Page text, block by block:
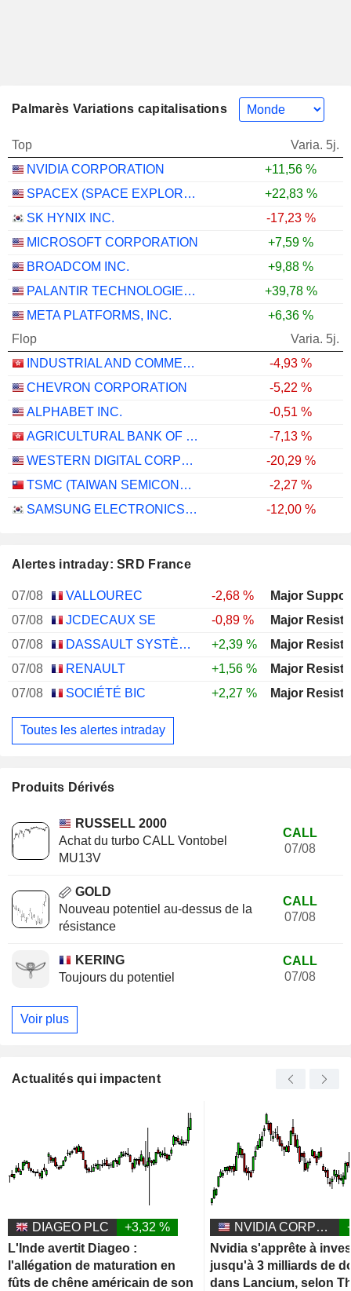
Palmarès Variations capitalisations
Top
Varia. 5j.
NVIDIA CORPORATION
+11,56 %
SPACEX (SPACE EXPLORATION TECHNOLOGIES)
+22,83 %
SK HYNIX INC.
-17,23 %
MICROSOFT CORPORATION
+7,59 %
BROADCOM INC.
+9,88 %
PALANTIR TECHNOLOGIES INC.
+39,78 %
META PLATFORMS, INC.
+6,36 %
Flop
Varia. 5j.
INDUSTRIAL AND COMMERCIAL BANK OF CHINA LIMITED
-4,93 %
CHEVRON CORPORATION
-5,22 %
ALPHABET INC.
-0,51 %
AGRICULTURAL BANK OF CHINA LIMITED
-7,13 %
WESTERN DIGITAL CORPORATION
-20,29 %
TSMC (TAIWAN SEMICONDUCTOR MANUFACTURING COMPANY)
-2,27 %
SAMSUNG ELECTRONICS CO., LTD.
-12,00 %
Alertes intraday: SRD France
07/08 VALLOUREC
-2,68 %
07/08
JCDECAUX SE
-0,89 %
07/08
DASSAULT SYSTÈMES SE
+2,39 %
07/08
RENAULT
+1,56 %
07/08
SOCIÉTÉ BIC +2,27 %
Toutes les alertes intraday
Produits Dérivés
RUSSELL 2000
Achat du turbo CALL Vontobel
MU13V
CALL
07/08
GOLD
Nouveau potentiel au-dessus de la
résistance
CALL
07/08
KERING
Toujours du potentiel
CALL
07/08
Voir plus
Actualités qui impactent
DIAGEO PLC
+3,32 %
L'Inde avertit Diageo :
l'allégation de maturation en
fûts de chêne américain de son
NVIDIA CORPORATION
Nvidia s'apprête à
jusqu'à 3 milliards de
dans Lancium, selon